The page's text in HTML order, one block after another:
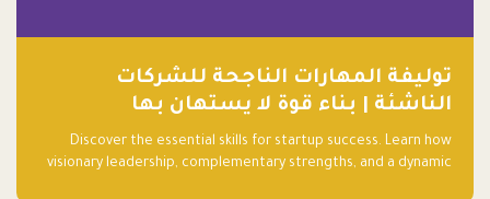
توليفة المهارات الناجحة للشركات
الناشئة | بناء قوة لا يستهان بها
Discover the essential skills for startup success. Learn how
visionary leadership, complementary strengths, and a dynamic